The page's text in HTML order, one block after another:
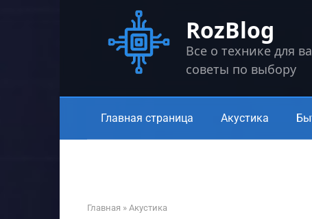
RozBlog
Все о технике для
советы по выбору
Главная страница Акустика
Главная » Акустика